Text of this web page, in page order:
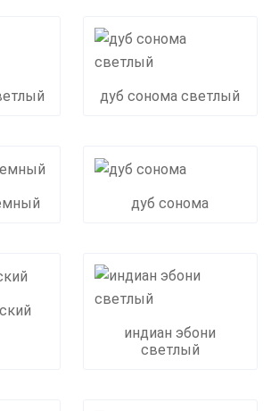
дуб сонома светлый
дуб сонома
индиан эбони
светлый